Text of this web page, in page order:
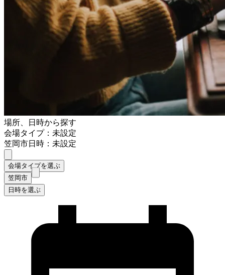
場所、日時から探す
会場タイプ：未設定
笠岡市日時：未設定
会場タイプを選ぶ
笠岡市
日時を選ぶ